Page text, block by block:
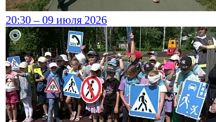
20:30 – 09 июля 2026